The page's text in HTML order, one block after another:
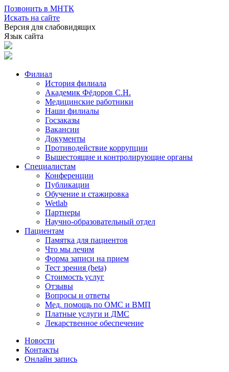
Позвонить в МНТК
Искать на сайте
Версия для слабовидящих
Язык сайта
Филиал
История филиала
Академик Фёдоров С.Н.
Медицинские работники
Наши филиалы
Госзаказы
Вакансии
Документы
Противодействие коррупции
Вышестоящие и контролирующие органы
Специалистам
Конференции
Публикации
Обучение и стажировка
Wetlab
Партнеры
Научно-образовательный отдел
Пациентам
Памятка для пациентов
Что мы лечим
Форма записи на прием
Тест зрения (beta)
Стоимость услуг
Отзывы
Вопросы и ответы
Мед. помощь по ОМС и ВМП
Платные услуги и ДМС
Лекарственное обеспечение
Новости
Контакты
Онлайн запись